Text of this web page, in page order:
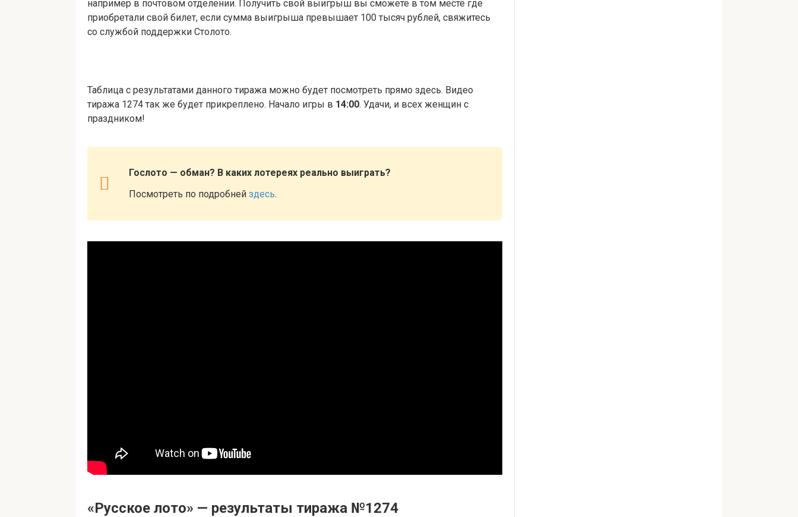
например в почтовом отделении. Получить свой выигрыш вы сможете в том месте где
приобретали свой билет, если сумма выигрыша превышает 100 тысяч рублей, свяжитесь
со службой поддержки Столото.
Таблица с результатами данного тиража можно будет посмотреть прямо здесь. Видео
тиража 1274 так же будет прикреплено. Начало игры в 14:00. Удачи, и всех женщин с
праздником!
Гослото — обман? В каких лотереях реально выиграть?
Посмотреть по подробней здесь.
«Русское лото» — результаты тиража №1274